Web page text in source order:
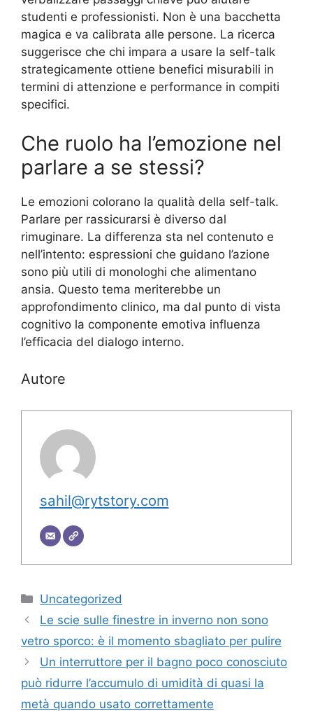
studenti e professionisti. Non è una bacchetta
magica e va calibrata alle persone. La ricerca
suggerisce che chi impara a usare la self-talk
strategicamente ottiene benefici misurabili in
termini di attenzione e performance in compiti
specifici.
Che ruolo ha l’emozione nel
parlare a se stessi?
Le emozioni colorano la qualità della self-talk.
Parlare per rassicurarsi è diverso dal
rimuginare. La differenza sta nel contenuto e
nell’intento: espressioni che guidano l’azione
sono più utili di monologhi che alimentano
ansia. Questo tema meriterebbe un
approfondimento clinico, ma dal punto di vista
cognitivo la componente emotiva influenza
l’efficacia del dialogo interno.
Autore
sahil@rytstory.com
Categorie
Uncategorized
Le scie sulle finestre in inverno non sono
vetro sporco: è il momento sbagliato per pulire
Un interruttore per il bagno poco conosciuto
può ridurre l’accumulo di umidità di quasi la
metà quando usato correttamente